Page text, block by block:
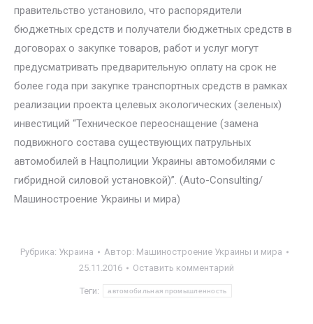
правительство установило, что распорядители
бюджетных средств и получатели бюджетных средств в
договорах о закупке товаров, работ и услуг могут
предусматривать предварительную оплату на срок не
более года при закупке транспортных средств в рамках
реализации проекта целевых экологических (зеленых)
инвестиций “Техническое переоснащение (замена
подвижного состава существующих патрульных
автомобилей в Нацполиции Украины автомобилями с
гибридной силовой установкой)”. (Auto-Consulting/
Машиностроение Украины и мира)
Рубрика: Украина Автор: Машиностроение Украины и мира
25.11.2016
Оставить комментарий
Теги: автомобильная промышленность